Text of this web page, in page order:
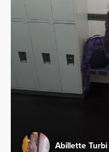
Abillette Turbi